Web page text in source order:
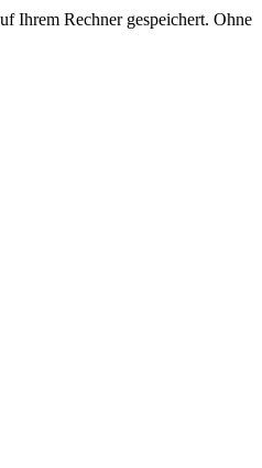
Ihrem Rechner gespeichert. Ohne